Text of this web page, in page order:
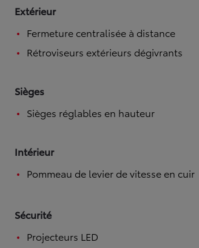
Extérieur
Fermeture centralisée à distance
Rétroviseurs extérieurs dégivrants
Sièges
Sièges réglables en hauteur
Intérieur
Pommeau de levier de vitesse en cuir
Sécurité
Projecteurs LED